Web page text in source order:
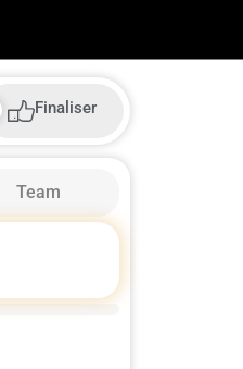
Finaliser
Team